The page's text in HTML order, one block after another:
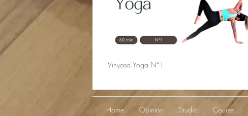
Vinyasa Yoga N°1
Home Opinion Studio Course